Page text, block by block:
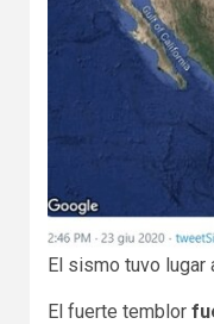
El sismo tuvo lugar
El fuerte temblor